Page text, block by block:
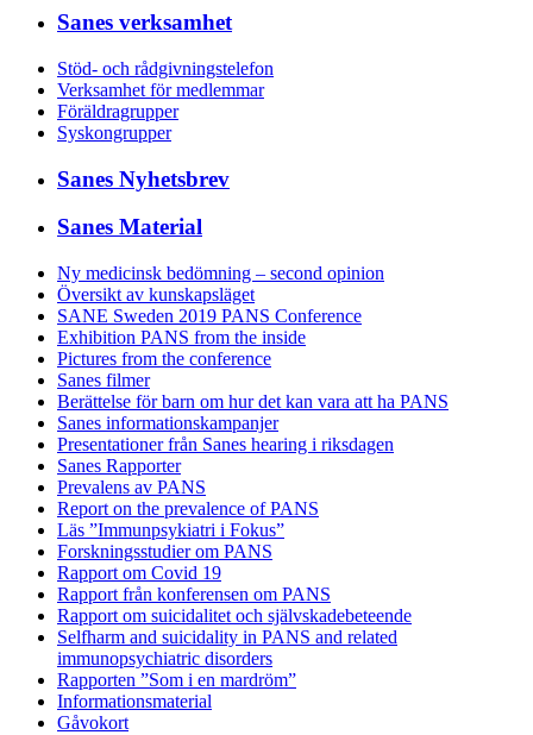
Sanes verksamhet
Stöd- och rådgivningstelefon
Verksamhet för medlemmar
Föräldragrupper
Syskongrupper
Sanes Nyhetsbrev
Sanes Material
Ny medicinsk bedömning – second opinion
Översikt av kunskapsläget
SANE Sweden 2019 PANS Conference
Exhibition PANS from the inside
Pictures from the conference
Sanes filmer
Berättelse för barn om hur det kan vara att ha PANS
Sanes informationskampanjer
Presentationer från Sanes hearing i riksdagen
Sanes Rapporter
Prevalens av PANS
Report on the prevalence of PANS
Läs ”Immunpsykiatri i Fokus”
Forskningsstudier om PANS
Rapport om Covid 19
Rapport från konferensen om PANS
Rapport om suicidalitet och självskadebeteende
Selfharm and suicidality in PANS and related
immunopsychiatric disorders
Rapporten ”Som i en mardröm”
Informationsmaterial
Gåvokort